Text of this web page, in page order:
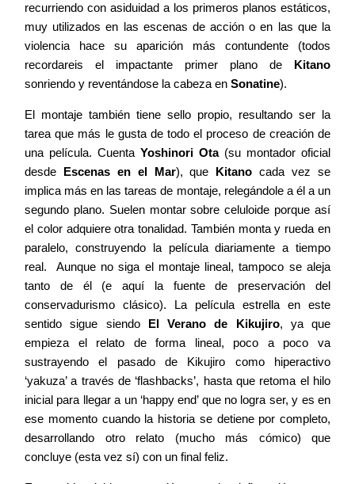
recurriendo con asiduidad a los primeros planos estáticos,
muy utilizados en las escenas de acción o en las que la
violencia hace su aparición más contundente (todos
recordareis el impactante primer plano de Kitano
sonriendo y reventándose la cabeza en Sonatine).
El montaje también tiene sello propio, resultando ser la
tarea que más le gusta de todo el proceso de creación de
una película. Cuenta Yoshinori Ota(su montador oficial
desde Escenas en el Mar), que Kitano cada vez se
implica más en las tareas de montaje, relegándole a él a un
segundo plano. Suelen montar sobre celuloide porque así
el color adquiere otra tonalidad. También monta y rueda en
paralelo, construyendo la película diariamente a tiempo
real. Aunque no siga el montaje lineal, tampoco se aleja
tanto de él (e aquí la fuente de preservación del
conservadurismo clásico). La película estrella en este
sentido sigue siendo El Verano de Kikujiro, ya que
empieza el relato de forma lineal, poco a poco va
sustrayendo el pasado de Kikujiro como hiperactivo
‘yakuza’ a través de ‘flashbacks’, hasta que retoma el hilo
inicial para llegar a un ‘happy end’ que no logra ser, y es en
ese momento cuando la historia se detiene por completo,
desarrollando otro relato (mucho más cómico) que
concluye (esta vez sí) con un final feliz.